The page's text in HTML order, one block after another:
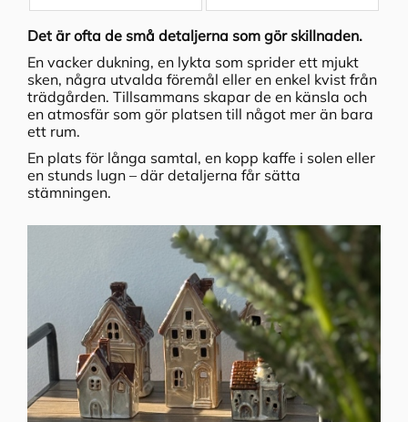
Det är ofta de små detaljerna som gör skillnaden.
En vacker dukning, en lykta som sprider ett mjukt
sken, några utvalda föremål eller en enkel kvist från
trädgården. Tillsammans skapar de en känsla och
en atmosfär som gör platsen till något mer än bara
ett rum.
En plats för långa samtal, en kopp kaffe i solen eller
en stunds lugn – där detaljerna får sätta
stämningen.